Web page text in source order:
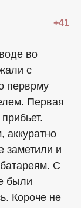
+41
во
с
перврму
Первая
аккуратно
заметили и
С
были
Короче не